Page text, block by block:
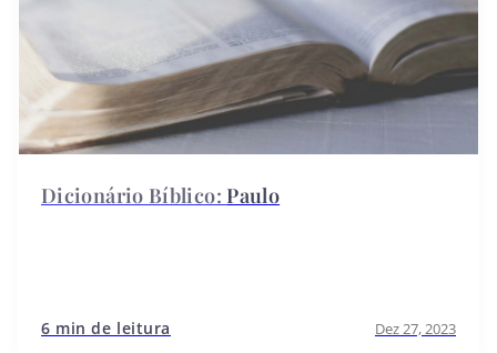
Paulo
6 min de leitura Dez 27, 2023